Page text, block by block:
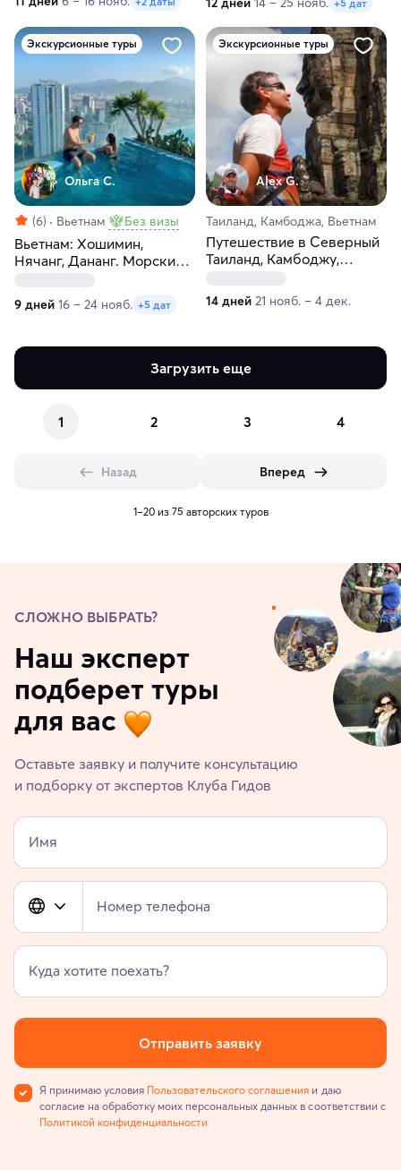
+5 дат
Экскурсионные туры
Ольга С.
(6) Вьетнам Без визы
Вьетнам: Хошимин,
Нячанг, Дананг. Морские
9 дней 16 – 24 нояб. +5 дат
Экскурсионные туры
Alex G.
Таиланд, Камбоджа, Вьетнам
Путешествие в Северный
Таиланд, Камбоджу,
14 дней 21 нояб. – 4 дек.
Загрузить еще
1 2 3 4
Назад Вперед
1–20 из 75 авторских туров
СЛОЖНО ВЫБРАТЬ?
Наш эксперт
подберет туры
для вас
Оставьте заявку и получите консультацию
и подборку от экспертов Клуба Гидов
Имя
Номер телефона
Куда хотите поехать?
Отправить заявку
Я принимаю условия Пользовательского соглашения и даю
согласие на обработку моих персональных данных в соответствии с
Политикой конфиденциальности